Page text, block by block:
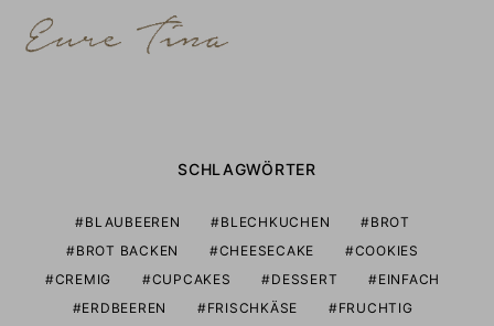
SCHLAGWÖRTER
BLAUBEEREN BLECHKUCHEN
BROT
BROT BACKEN
CHEESECAKE
COOKIES
CREMIG
CUPCAKES DESSERT
EINFACH
ERDBEEREN
FRISCHKÄSE
FRUCHTIG